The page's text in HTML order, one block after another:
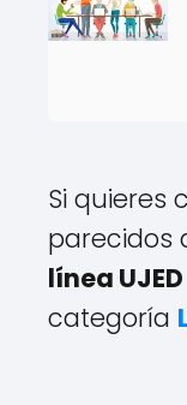
Si quieres
parecidos
línea UJED
categoría